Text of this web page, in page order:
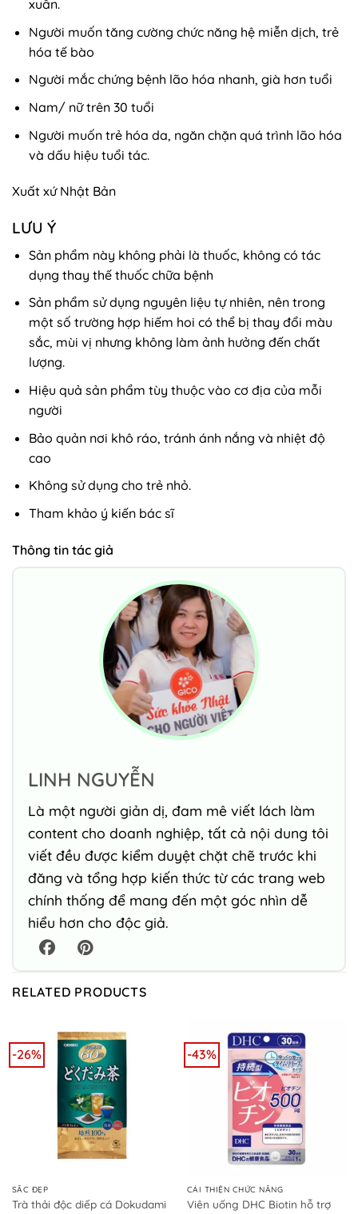
xuân.
Người muốn tăng cường chức năng hệ miễn dịch, trẻ
hóa tế bào
Người mắc chứng bệnh lão hóa nhanh, già hơn tuổi
Nam/ nữ trên 30 tuổi
Người muốn trẻ hóa da, ngăn chặn quá trình lão hóa
và dấu hiệu tuổi tác.
Xuất xứ Nhật Bản
LƯU Ý
Sản phẩm này không phải là thuốc, không có tác
dụng thay thế thuốc chữa bệnh
Sản phẩm sử dụng nguyên liệu tự nhiên, nên trong
một số trường hợp hiếm hoi có thể bị thay đổi màu
sắc, mùi vị nhưng không làm ảnh hưởng đến chất
lượng.
Hiệu quả sản phẩm tùy thuộc vào cơ địa của mỗi
người
Bảo quản nơi khô ráo, tránh ánh nắng và nhiệt độ
cao
Không sử dụng cho trẻ nhỏ.
Tham khảo ý kiến bác sĩ
Thông tin tác giả
LINH NGUYỄN
Là một người giản dị, đam mê viết lách làm
content cho doanh nghiệp, tất cả nội dung tôi
viết đều được kiểm duyệt chặt chẽ trước khi
đăng và tổng hợp kiến thức từ các trang web
chính thống để mang đến một góc nhìn dễ
hiểu hơn cho độc giả.
RELATED PRODUCTS
-26%
SẮC ĐẸP
Trà thải độc diếp cá Dokudami
-43%
CẢI THIỆN CHỨC NĂNG
Viên uống DHC Biotin hỗ trợ